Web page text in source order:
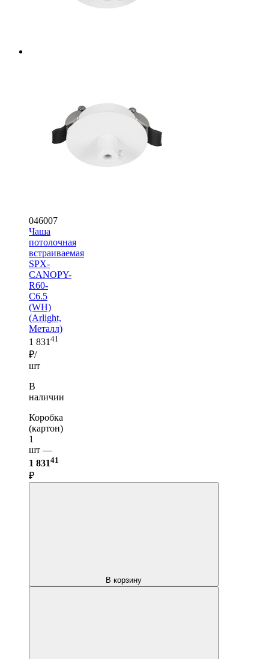
046007
Чаша
потолочная
встраиваемая
SPX-
CANOPY-
R60-
C6.5
(WH)
(Arlight,
Металл)
1 831 41
₽/
шт
В
наличии
Коробка
(картон)
1
шт —
1 83141
₽
В корзину